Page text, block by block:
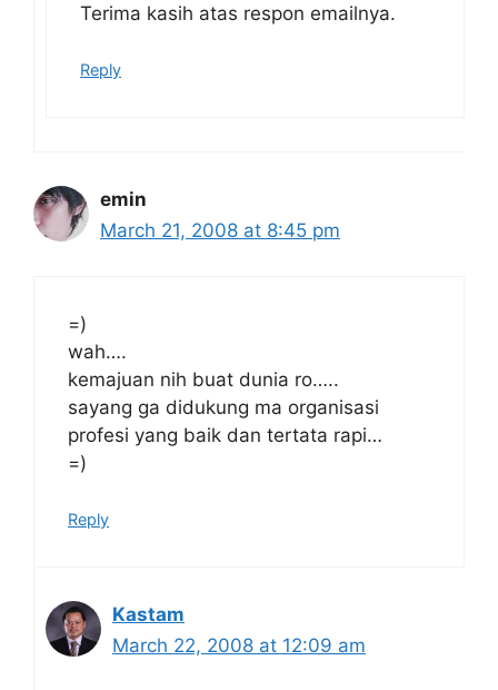
Terima kasih atas respon emailnya.
Reply
emin
March 21, 2008 at 8:45 pm
=)
wah….
kemajuan nih buat dunia ro…..
sayang ga didukung ma organisasi
profesi yang baik dan tertata rapi…
=)
Reply
Kastam
March 22, 2008 at 12:09 am